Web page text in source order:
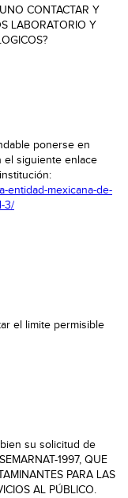
CONTACTAR Y
LABORATORIO Y
ponerse en
el siguiente enlace
entidad-mexicana-de-
3/
el limite permisible
su solicitud de
1997, QUE
PARA LAS
AL PÚBLICO.